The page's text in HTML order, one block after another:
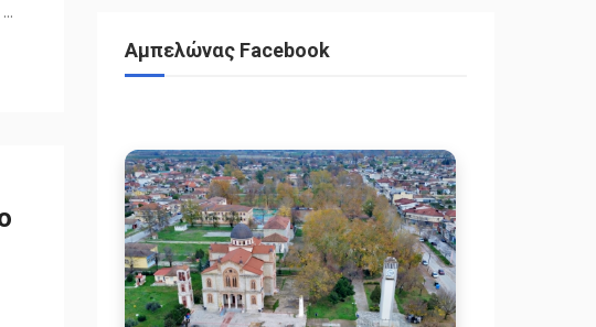
Αμπελώνας Facebook